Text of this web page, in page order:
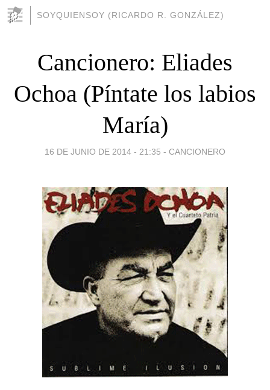
SOYQUIENSOY (RICARDO R. GONZÁLEZ)
Cancionero: Eliades
Ochoa (Píntate los labios
María)
16 DE JUNIO DE 2014 - 21:35 - CANCIONERO